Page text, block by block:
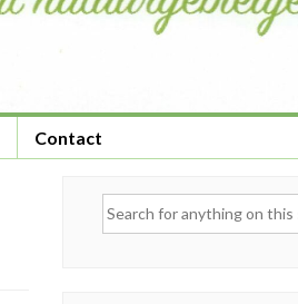
Contact
Search